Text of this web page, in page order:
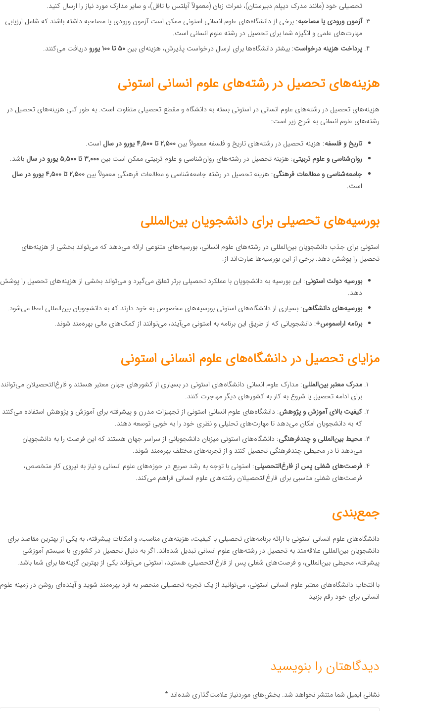
تحصیلی خود (مانند مدرک دیپلم دبیرستان)، نمرات زبان (معمولاً آیلتس یا تافل)، و سایر مدارک مورد نیاز را ارسال کنید.
آزمون ورودی یا مصاحبه: برخی از دانشگاه‌های علوم انسانی استونی ممکن است آزمون ورودی یا مصاحبه داشته باشند که شامل ارزیابی
مهارت‌های علمی و انگیزه شما برای تحصیل در رشته علوم انسانی است.
پرداخت هزینه درخواست: بیشتر دانشگاه‌ها برای ارسال درخواست پذیرش، هزینه‌ای بین ۵۰ تا ۱۰۰ یورو دریافت می‌کنند.
هزینه‌های تحصیل در رشته‌های علوم انسانی استونی
هزینه‌های تحصیل در رشته‌های علوم انسانی در استونی بسته به دانشگاه و مقطع تحصیلی متفاوت است. به طور کلی هزینه‌های تحصیل در
رشته‌های علوم انسانی به شرح زیر است:
تاریخ و فلسفه: هزینه تحصیل در رشته‌های تاریخ و فلسفه معمولاً بین ۲,۵۰۰ تا ۴,۵۰۰ یورو در سال
است.
روان‌شناسی و علوم تربیتی: هزینه تحصیل در رشته‌های روان‌شناسی و علوم تربیتی ممکن است بین ۳,۰۰۰ تا ۵,۵۰۰ یورو در سال
باشد.
جامعه‌شناسی و مطالعات فرهنگی: هزینه تحصیل در رشته جامعه‌شناسی و مطالعات فرهنگی معمولاً بین ۲,۵۰۰ تا ۴,۵۰۰ یورو در سال
است.
بورسیه‌های تحصیلی برای دانشجویان بین‌المللی
استونی برای جذب دانشجویان بین‌المللی در رشته‌های علوم انسانی، بورسیه‌های متنوعی ارائه می‌دهد که می‌تواند بخشی از هزینه‌های
تحصیل را پوشش دهد. برخی از این بورسیه‌ها عبارت‌اند از:
بورسیه دولت استونی: این بورسیه به دانشجویان با عملکرد تحصیلی برتر تعلق می‌گیرد و می‌تواند بخشی از هزینه‌های تحصیل را پوشش
دهد.
بورسیه‌های دانشگاهی: بسیاری از دانشگاه‌های استونی بورسیه‌های مخصوص به خود دارند که به دانشجویان بین‌المللی اعطا می‌شود.
برنامه اراسموس+: دانشجویانی که از طریق این برنامه به استونی می‌آیند، می‌توانند از کمک‌های مالی بهره‌مند شوند.
مزایای تحصیل در دانشگاه‌های علوم انسانی استونی
مدرک معتبر بین‌المللی: مدارک علوم انسانی دانشگاه‌های استونی در بسیاری از کشورهای جهان معتبر هستند و فارغ‌التحصیلان می‌توانند
برای ادامه تحصیل یا شروع به کار به کشورهای دیگر مهاجرت کنند.
کیفیت بالای آموزش و پژوهش: دانشگاه‌های علوم انسانی استونی از تجهیزات مدرن و پیشرفته برای آموزش و پژوهش استفاده می‌کنند
که به دانشجویان امکان می‌دهد تا مهارت‌های تحلیلی و نظری خود را به خوبی توسعه دهند.
محیط بین‌المللی و چندفرهنگی: دانشگاه‌های استونی میزبان دانشجویانی از سراسر جهان هستند که این فرصت را به دانشجویان
می‌دهد تا در محیطی چندفرهنگی تحصیل کنند و از تجربه‌های مختلف بهره‌مند شوند.
فرصت‌های شغلی پس از فارغ‌التحصیلی: استونی با توجه به رشد سریع در حوزه‌های علوم انسانی و نیاز به نیروی کار متخصص،
فرصت‌های شغلی مناسبی برای فارغ‌التحصیلان رشته‌های علوم انسانی فراهم می‌کند.
جمع‌بندی
دانشگاه‌های علوم انسانی استونی با ارائه برنامه‌های تحصیلی با کیفیت، هزینه‌های مناسب، و امکانات پیشرفته، به یکی از بهترین مقاصد برای
دانشجویان بین‌المللی علاقه‌مند به تحصیل در رشته‌های علوم انسانی تبدیل شده‌اند. اگر به دنبال تحصیل در کشوری با سیستم آموزشی
پیشرفته، محیطی بین‌المللی، و فرصت‌های شغلی پس از فارغ‌التحصیلی هستید، استونی می‌تواند یکی از بهترین گزینه‌ها برای شما باشد.
با انتخاب دانشگاه‌های معتبر علوم انسانی استونی، می‌توانید از یک تجربه تحصیلی منحصر به فرد بهره‌مند شوید و آینده‌ای روشن در زمینه علوم
انسانی برای خود رقم بزنید
دیدگاهتان را بنویسید
نشانی ایمیل شما منتشر نخواهد شد. بخش‌های موردنیاز علامت‌گذاری شده‌اند *